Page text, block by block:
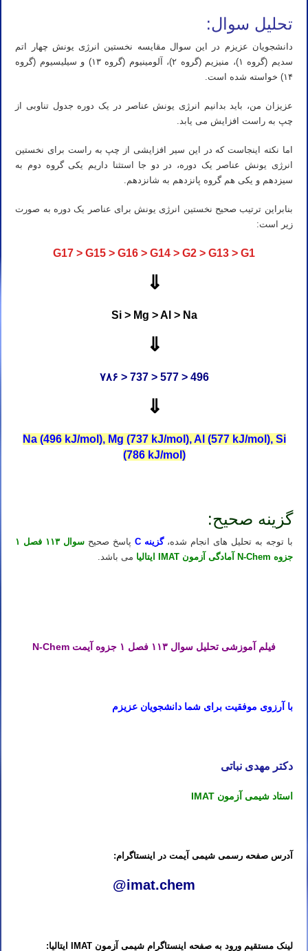
تحلیل سوال:
دانشجویان عزیزم در این سوال مقایسه نخستین انرژی یونش چهار اتم
سدیم (گروه ۱)، منیزیم (گروه ۲)، آلومینیوم (گروه ۱۳) و سیلیسیوم (گروه
۱۴) خواسته شده است.
عزیزان من، باید بدانیم انرژی یونش عناصر در یک دوره جدول تناوبی از
چپ به راست افزایش می یابد.
اما نکته اینجاست که در این سیر افزایشی از چپ به راست برای نخستین
انرژی یونش عناصر یک دوره، در دو جا استثنا داریم یکی گروه دوم به
سیزدهم و یکی هم گروه پانزدهم به شانزدهم.
بنابراین ترتیب صحیح نخستین انرژی یونش برای عناصر یک دوره به صورت
زیر است:
G17 > G15 > G16 > G14 > G2 > G13 > G1
⇓
Si > Mg > Al > Na
⇓
۷۸۶ > 737 > 577 > 496
⇓
Na (496 kJ/mol), Mg (737 kJ/mol), Al (577 kJ/mol), Si
(786 kJ/mol)
گزینه صحیح:
با توجه به تحلیل های انجام شده،گزینه C پاسخ صحیح
سوال ۱۱۳ فصل ۱
جزوه N-Chem آمادگی آزمون IMAT ایتالیا
می باشد.
فیلم آموزشی تحلیل سوال ۱۱۳ فصل ۱ جزوه آیمت N-Chem
با آرزوی موفقیت برای شما دانشجویان عزیزم
دکتر مهدی نباتی
استاد شیمی آزمون IMAT
آدرس صفحه رسمی شیمی آیمت در اینستاگرام:
@imat.chem
لینک مستقیم ورود به صفحه اینستاگرام شیمی آزمون IMAT ایتالیا: